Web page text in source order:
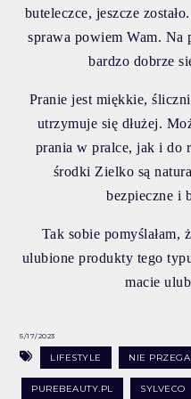
buteleczce, jeszcze
sprawa powiem Wam.
bardzo dobrze
Pranie jest miękkie,
utrzymuje się dłużej.
prania w pralce, jak i do
środki Zielko są
bezpieczne i
Tak sobie pomyślałam,
ulubione produkty tego
macie
5/17/2023
LIFESTYLE NIE
PUREBEAUTY.PL SYLVECO